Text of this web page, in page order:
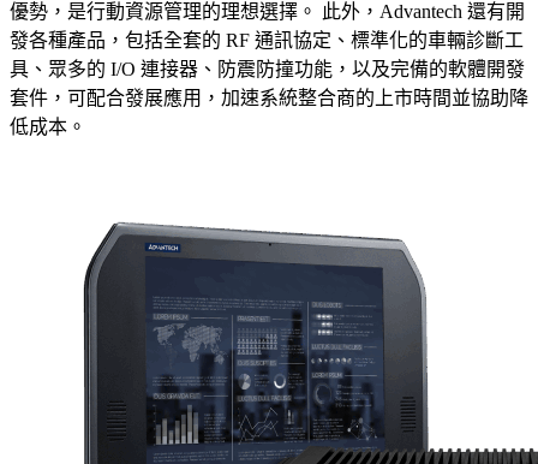
優勢，是行動資源管理的理想選擇。 此外，Advantech 還有開
發各種產品，包括全套的 RF 通訊協定、標準化的車輛診斷工
具、眾多的 I/O 連接器、防震防撞功能，以及完備的軟體開發
套件，可配合發展應用，加速系統整合商的上市時間並協助降
低成本。